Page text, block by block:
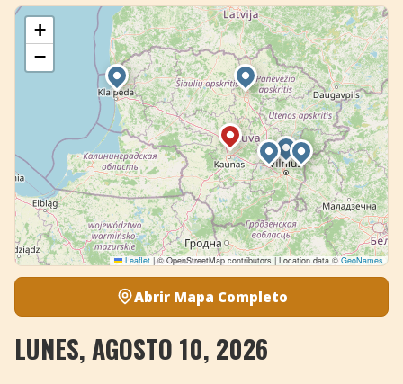
+
−
Leaflet |© OpenStreetMap contributors | Location data ©GeoNames
Abrir Mapa Completo
LUNES, AGOSTO 10, 2026